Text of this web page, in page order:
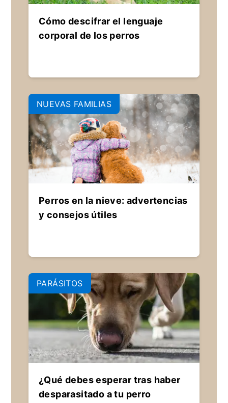
Cómo descifrar el lenguaje
corporal de los perros
NUEVAS FAMILIAS
Perros en la nieve: advertencias
y consejos útiles
PARÁSITOS
¿Qué debes esperar tras haber
desparasitado a tu perro